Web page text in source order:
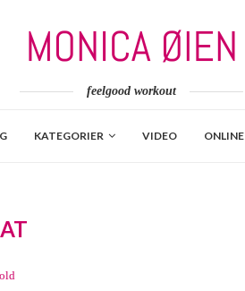
feelgood workout
KATEGORIER VIDEO ONLINE